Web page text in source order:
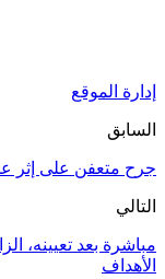
إدارة الموقع
السابق
جرح متعفن على إثر
التالي
مباشرة بعد تعيينه،
الأهداف